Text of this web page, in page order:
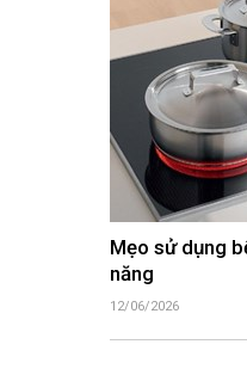
Mẹo sử dụng
năng
12/06/2026